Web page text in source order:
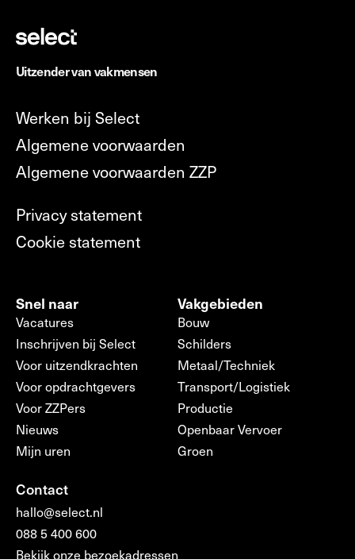
Uitzender van vakmensen
Werken bij Select
Algemene voorwaarden
Algemene voorwaarden ZZP
Privacy statement
Cookie statement
Snel naar
Vacatures
Inschrijven bij Select
Voor uitzendkrachten
Voor opdrachtgevers
Voor ZZPers
Nieuws
Mijn uren
Vakgebieden
Bouw
Schilders
Metaal/Techniek
Transport/Logistiek
Productie
Openbaar Vervoer
Groen
Contact
hallo@select.nl
088 5 400 600
Bekijk onze bezoekadressen